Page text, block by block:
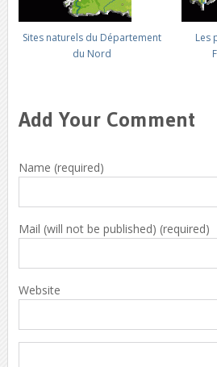
Sites naturels du Département
du Nord
Les
Add Your Comment
Name (required)
Mail (will not be published) (required)
Website